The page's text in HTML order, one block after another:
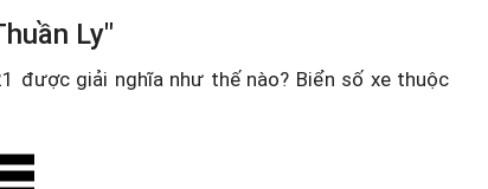
Ly"
được giải nghĩa như thế nào? Biển số xe thuộc